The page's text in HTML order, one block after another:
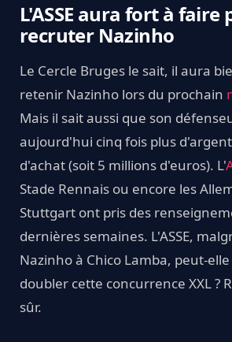
L'ASSE aura fort à faire
recruter Nazinho
Le Cercle Bruges le sait, il aura
retenir Nazinho lors du prochain
Mais il sait aussi que son
aujourd'hui cinq fois plus
d'achat (soit 5 millions d'euros). L'
Stade Rennais ou encore les
Stuttgart ont pris des
dernières semaines. L'ASSE,
Nazinho à Chico Lamba, peut-
doubler cette concurrence XXL ?
sûr.